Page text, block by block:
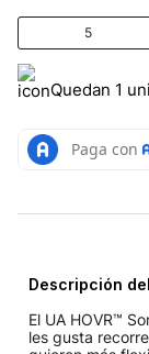
5
Quedan 1
Descripción
El UA HOVR™
les gusta